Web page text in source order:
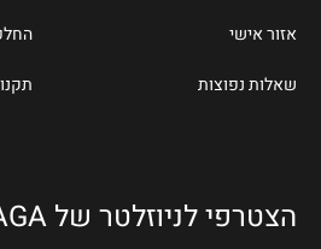
אזור אישי
שאלות נפוצות
הצטרפי לניוזלטר של SAGA